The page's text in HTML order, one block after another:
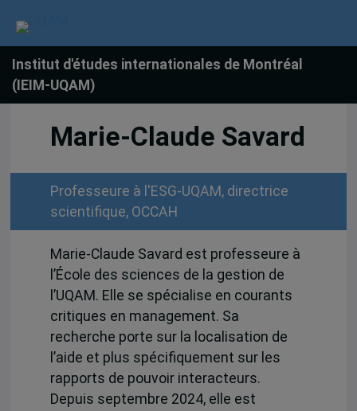
Institut d'études internationales de Montréal
(IEIM-UQAM)
Marie-Claude Savard
Professeure à l'ESG-UQAM, directrice
scientifique, OCCAH
Marie-Claude Savard est professeure à
l’École des sciences de la gestion de
l’UQAM. Elle se spécialise en courants
critiques en management. Sa
recherche porte sur la localisation de
l’aide et plus spécifiquement sur les
rapports de pouvoir interacteurs.
Depuis septembre 2024, elle est